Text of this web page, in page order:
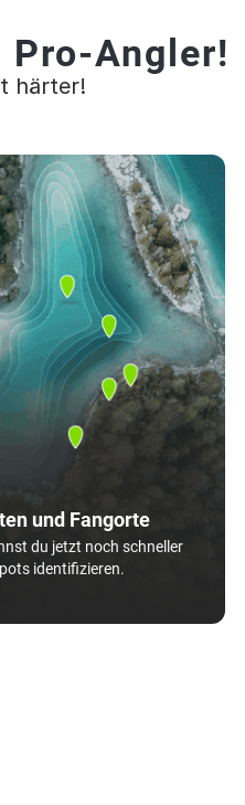
Pro-Angler!
härter!
und Fangorte
du jetzt noch schneller
identifizieren.